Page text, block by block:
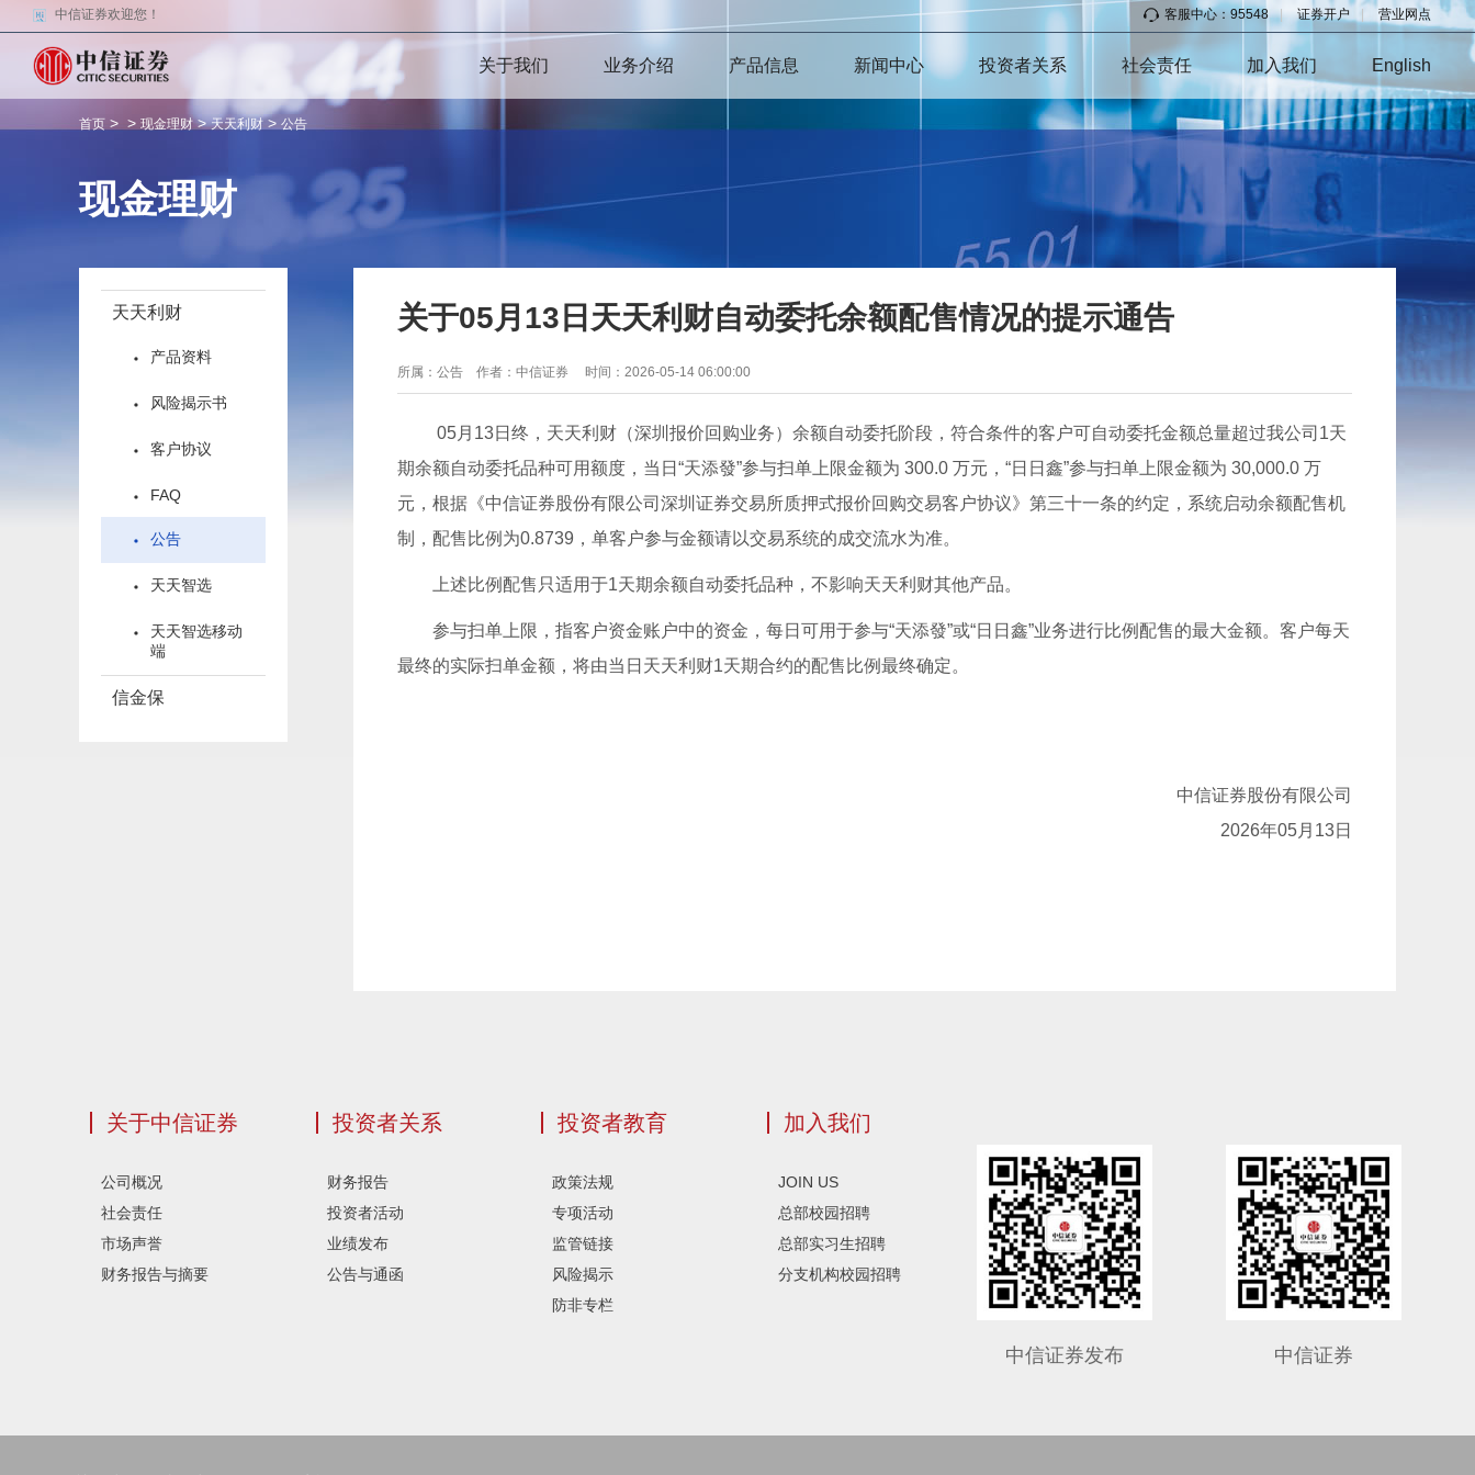
中信证券欢迎您！ 客服中心：95548 | 证券开户 营业网点
关于我们 业务介绍 产品信息 新闻中心 投资者关系 社会责任 加入我们 English
首页 > > 现金理财>天天利财> 公告
现金理财
天天利财
产品资料
风险揭示书
客户协议
FAQ
公告
天天智选
天天智选移动
端
信金保
关于05月13日天天利财自动委托余额配售情况的提示通告
所属：公告 作者：中信证券 时间：2026-05-14 06:00:00
05月13日终，天天利财（深圳报价回购业务）余额自动委托阶段，符合条件的客户可自动委托金额总量超过我公司1天
期余额自动委托品种可用额度，当日“天添發”参与扫单上限金额为 300.0 万元，“日日鑫”参与扫单上限金额为 30,000.0 万
元，根据《中信证券股份有限公司深圳证券交易所质押式报价回购交易客户协议》第三十一条的约定，系统启动余额配售机
制，配售比例为0.8739，单客户参与金额请以交易系统的成交流水为准。
上述比例配售只适用于1天期余额自动委托品种，不影响天天利财其他产品。
参与扫单上限，指客户资金账户中的资金，每日可用于参与“天添發”或“日日鑫”业务进行比例配售的最大金额。客户每天
最终的实际扫单金额，将由当日天天利财1天期合约的配售比例最终确定。
中信证券股份有限公司
2026年05月13日
中信证券发布 中信证券
关于中信证券
公司概况
社会责任
市场声誉
财务报告与摘要
投资者关系
财务报告
投资者活动
业绩发布
公告与通函
投资者教育
政策法规
专项活动
监管链接
风险揭示
防非专栏
加入我们
JOIN US
总部校园招聘
总部实习生招聘
分支机构校园招聘